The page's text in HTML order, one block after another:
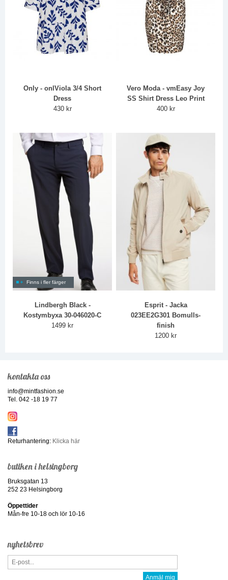
Only - onlViola 3/4 Short
Dress
430 kr
Vero Moda - vmEasy Joy
SS Shirt Dress Leo Print
400 kr
Finns i fler färger
Lindbergh Black -
Kostymbyxa 30-046020-C
1499 kr
Esprit - Jacka
023EE2G301 Bomulls-
finish
1200 kr
kontakta oss
info@mintfashion.se
Tel. 042 -18 19 77
Returhantering: Klicka här
butiken i helsingborg
Bruksgatan 13
252 23 Helsingborg
Öppettider
Mån-fre 10-18 och lör 10-16
nyhetsbrev
Anmäl mig